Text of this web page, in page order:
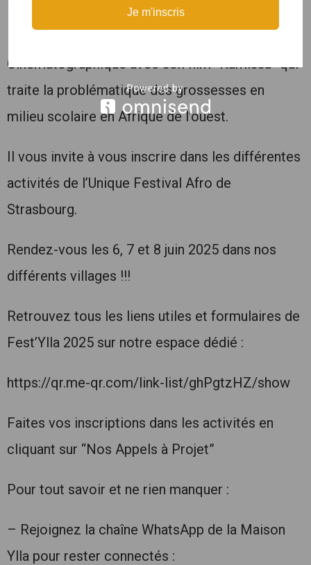
Cinématographique avec son film “Kamissa” qui
traite la problématique des grossesses en
milieu scolaire en Afrique de l’ouest.
Il vous invite à vous inscrire dans les différentes
activités de l’Unique Festival Afro de
Strasbourg.
Rendez-vous les 6, 7 et 8 juin 2025 dans nos
différents villages !!!
Retrouvez tous les liens utiles et formulaires de
Fest’Ylla 2025 sur notre espace dédié :
https://qr.me-qr.com/link-list/ghPgtzHZ/show
Faites vos inscriptions dans les activités en
cliquant sur “Nos Appels à Projet”
Pour tout savoir et ne rien manquer :
– Rejoignez la chaîne WhatsApp de la Maison
Ylla pour rester connectés :
Je m'inscris